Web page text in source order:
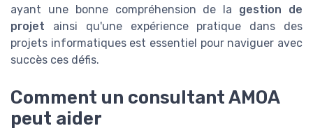
ayant une bonne compréhension de la gestion de
projet ainsi qu'une expérience pratique dans des
projets informatiques est essentiel pour naviguer avec
succès ces défis.
Comment un consultant AMOA
peut aider